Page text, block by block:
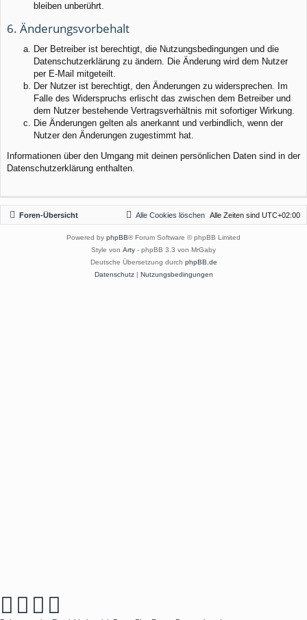
bleiben unberührt.
6. Änderungsvorbehalt
Der Betreiber ist berechtigt, die Nutzungsbedingungen und die
Datenschutzerklärung zu ändern. Die Änderung wird dem Nutzer
per E-Mail mitgeteilt.
Der Nutzer ist berechtigt, den Änderungen zu widersprechen. Im
Falle des Widerspruchs erlischt das zwischen dem Betreiber und
dem Nutzer bestehende Vertragsverhältnis mit sofortiger Wirkung.
Die Änderungen gelten als anerkannt und verbindlich, wenn der
Nutzer den Änderungen zugestimmt hat.
Informationen über den Umgang mit deinen persönlichen Daten sind in der
Datenschutzerklärung enthalten.
Foren-Übersicht Alle Zeiten sind UTC+02:00
Alle Cookies löschen
Powered by phpBB® Forum Software © phpBB Limited
Style von Arty - phpBB 3.3 von MrGaby
Deutsche Übersetzung durch phpBB.de
Datenschutz| Nutzungsbedingungen